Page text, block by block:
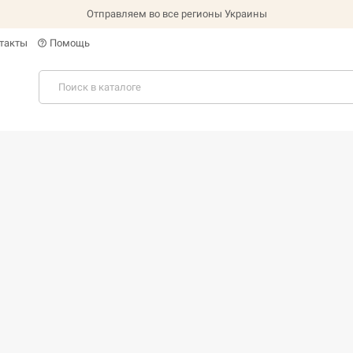
Отправляем во все регионы Украины
help_outline Помощь